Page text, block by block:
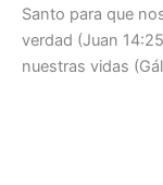
Santo para que
verdad (Juan
nuestras vidas